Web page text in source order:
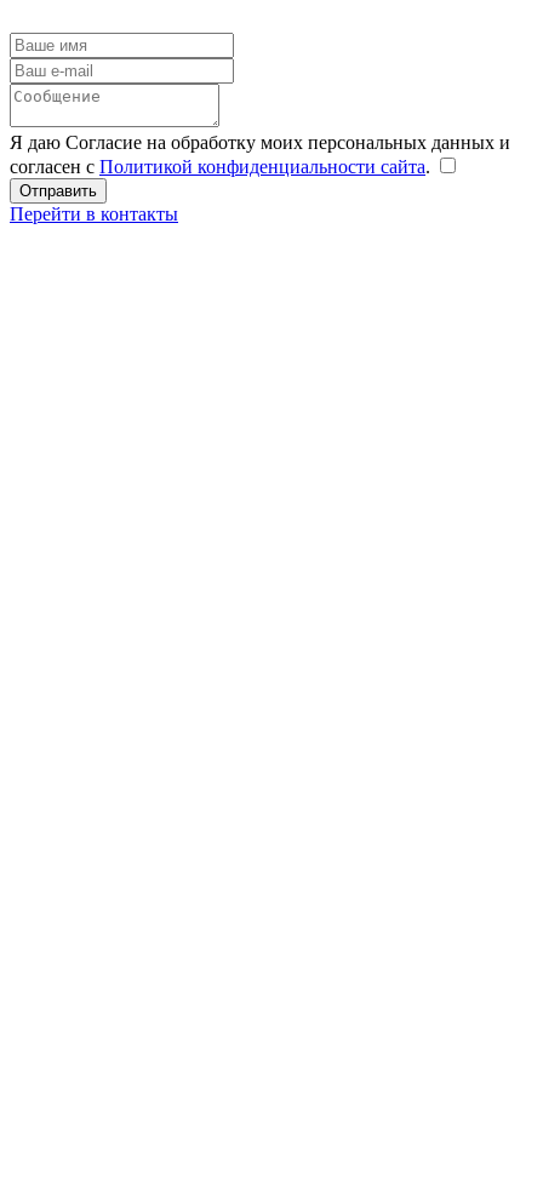
Я даю Согласие на обработку моих персональных данных и
согласен с Политикой конфиденциальности сайта.
Перейти в контакты